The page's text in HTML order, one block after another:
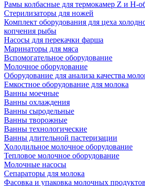
Рамы колбасные для термокамер Z и H-
Стерилизаторы для ножей
Комплект оборудования для цеха
копчения рыбы
Насосы для перекачки фарша
Маринаторы для мяса
Вспомогательное оборудование
Молочное оборудование
Оборудование для анализа качества
Емкостное оборудование для молока
Ванны моечные
Ванны охлаждения
Ванны сыродельные
Ванны творожные
Ванны технологические
Ванны длительной пастеризации
Холодильное молочное оборудование
Тепловое молочное оборудование
Молочные насосы
Сепараторы для молока
Фасовка и упаковка молочных продуктов